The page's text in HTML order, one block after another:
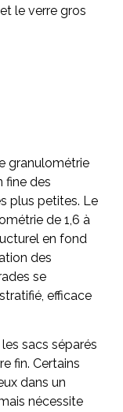
le verre gros
granulométrie
fine des
plus petites. Le
de 1,6 à
en fond
des
se
efficace
sacs séparés
fin. Certains
dans un
nécessite